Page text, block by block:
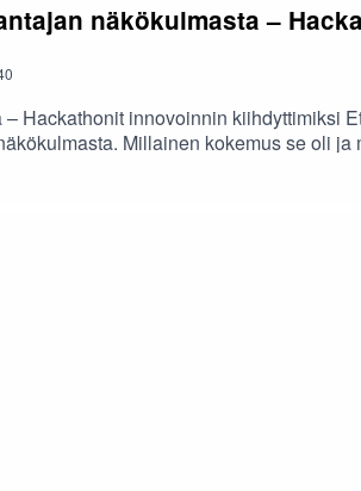
näkökulmasta –
Hackathonit innovoinnin kiihdyttimiksi
Millainen kokemus se oli
Kodit Oy:n toimitusjohtaja, Anu
on osa Euroopan unionin
ja Into Seinäjoki ja jonka
(Into Seinäjoki), Heikki Punkari